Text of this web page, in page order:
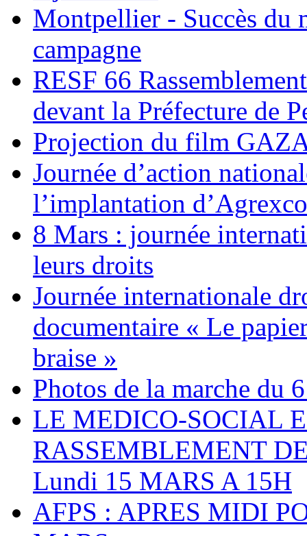
Montpellier - Succès du
campagne
RESF 66
devant la Préfecture de
Projection du film
Journée d’action
l’implantation d’Agrexco
8 Mars : journée
leurs droits
Journée internationale
documentaire « Le
braise »
Photos de la marche du
LE MEDICO-SOCIAL
RASSEMBLEMENT
Lundi 15 MARS A 15H
AFPS : APRES MIDI